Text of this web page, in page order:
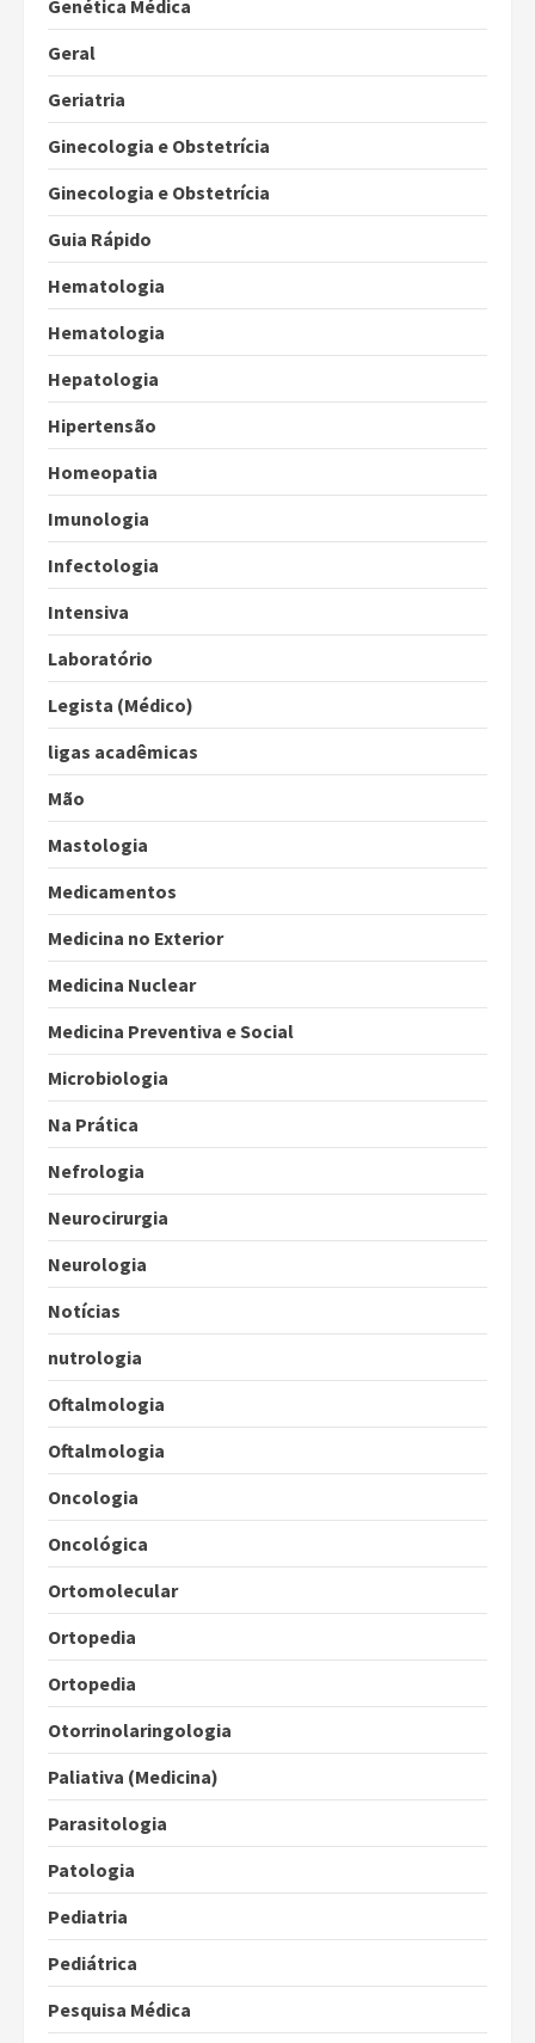
Genética Médica
Geral
Geriatria
Ginecologia e Obstetrícia
Ginecologia e Obstetrícia
Guia Rápido
Hematologia
Hematologia
Hepatologia
Hipertensão
Homeopatia
Imunologia
Infectologia
Intensiva
Laboratório
Legista (Médico)
ligas acadêmicas
Mão
Mastologia
Medicamentos
Medicina no Exterior
Medicina Nuclear
Medicina Preventiva e Social
Microbiologia
Na Prática
Nefrologia
Neurocirurgia
Neurologia
Notícias
nutrologia
Oftalmologia
Oftalmologia
Oncologia
Oncológica
Ortomolecular
Ortopedia
Ortopedia
Otorrinolaringologia
Paliativa (Medicina)
Parasitologia
Patologia
Pediatria
Pediátrica
Pesquisa Médica